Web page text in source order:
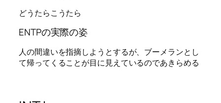
どうたらこうたら
ENTPの実際の姿
人の間違いを指摘しようとするが、ブーメランとし
て帰ってくることが目に見えているのであきらめる